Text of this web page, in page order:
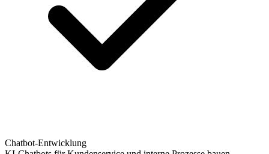
Chatbot-Entwicklung